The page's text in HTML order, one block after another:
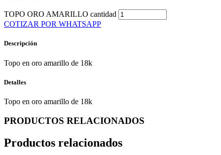
TOPO ORO AMARILLO cantidad
COTIZAR POR WHATSAPP
Descripción
Topo en oro amarillo de 18k
Detalles
Topo en oro amarillo de 18k
PRODUCTOS RELACIONADOS
Productos relacionados